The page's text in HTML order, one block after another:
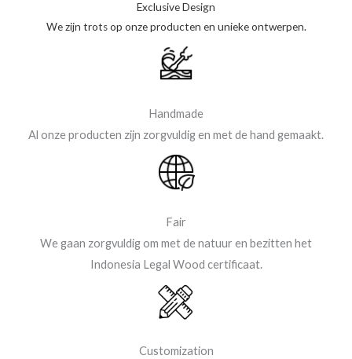
Exclusive Design
We zijn trots op onze producten en unieke ontwerpen.
Handmade
Al onze producten zijn zorgvuldig en met de hand gemaakt.
Fair
We gaan zorgvuldig om met de natuur en bezitten het
Indonesia Legal Wood certificaat.
Customization